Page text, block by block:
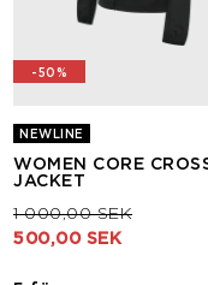
-50%
NEWLINE
WOMEN CORE
JACKET
Pris nedsatt från
1 000,00 SEKtill
500,00 SEK